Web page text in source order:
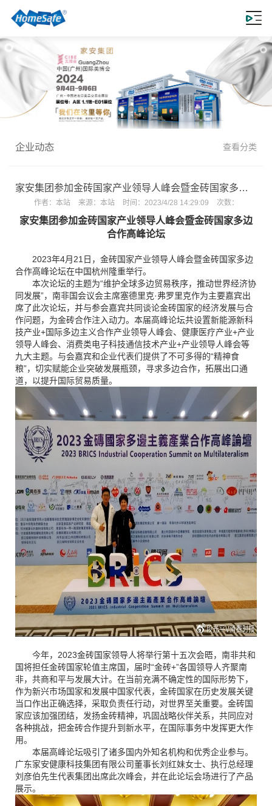
企业动态 查看分类
家安集团参加金砖国家产业领导人峰会暨金砖国家多边合作高峰论坛
作者： 本站 来源： 本站 时间： 2023/4/28 14:29:09 次数：
家安集团参加金砖国家产业领导人峰会暨金砖国家多边
合作高峰论坛
2023年4月21日，金砖国家产业领导人峰会暨金砖国家多边
合作高峰论坛在中国杭州隆重举行。
本次论坛的主题为“维护全球多边贸易秩序，推动世界经济协
同发展”，南非国会议会主席塞德里克·弗罗里克作为主要嘉宾出
席了此次论坛，并与参会嘉宾共同谈论金砖国家的经济发展与合
作问题，为金砖合作注入动力。本届高峰论坛共设置新能源新科
技产业+国际多边主义合作产业领导人峰会、健康医疗产业+产业
领导人峰会、消费类电子科技通信技术产业+产业领导人峰会等
九大主题。与会嘉宾和企业代表们提供了不可多得的“精神食
粮”，切实赋能企业突破发展瓶颈，寻求多边合作，拓展出口通
道，以提升国际贸易质量。
今年， 2023金砖国家领导人将举行第十五次会晤，南非共和
国将担任金砖国家轮值主席国，届时“金砖+”各国领导人齐聚南
非，共商和平与发展大计。在当前充满不确定性的国际形势下，
作为新兴市场国家和发展中国家代表，金砖国家在历史发展关键
当口作出正确选择，采取负责任行动，对世界至关重要。金砖国
家应该加强团结，发扬金砖精神，巩固战略伙伴关系，共同应对
各种挑战，把金砖合作提升到新水平，在国际事务中发挥更大作
用。
本届高峰论坛吸引了诸多国内外知名机构和优秀企业参与。
广东家安健康科技集团有限公司董事长刘红妹女士、执行总经理
刘彦伯先生代表集团出席此次峰会，并在此论坛会场进行了产品
展示。